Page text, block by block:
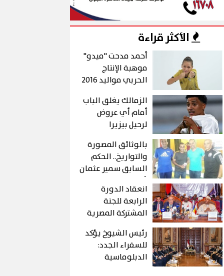
الأكثر قراءة
أحمد مدحت "ميدو"
موهبة الإنتاج
الحربي مواليد 2016
الزمالك يغلق الباب
أمام أي عروض
لرحيل بيزيرا
بالوثائق المصورة
والتواريخ.. الحكم
السابق سمير عثمان
يُزيف التاريخ ويمنح
"أكاديمية وليد
شعبان" لـ عصام عبد
الفتاح!
انعقاد الدورة
الرابعة للجنة
المشتركة المصرية
موسعة لبحث سبل
تعزيز العلاقات
الثنائية في شتى
رئيس الشيوخ يؤكد
للسفراء الجدد:
الدبلوماسية